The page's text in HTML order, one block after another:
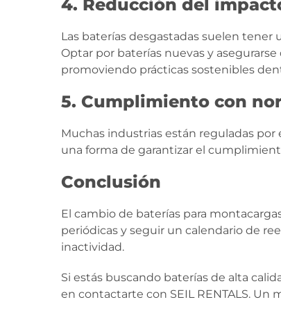
4. Reducción del
Las baterías desgastadas suelen
Optar por baterías nuevas y
promoviendo prácticas sostenibles
5. Cumplimiento con
Muchas industrias están reguladas
una forma de garantizar el
Conclusión
El cambio de baterías para
periódicas y seguir un calendario de
inactividad.
Si estás buscando baterías de alta
en contactarte con SEIL RENTALS.